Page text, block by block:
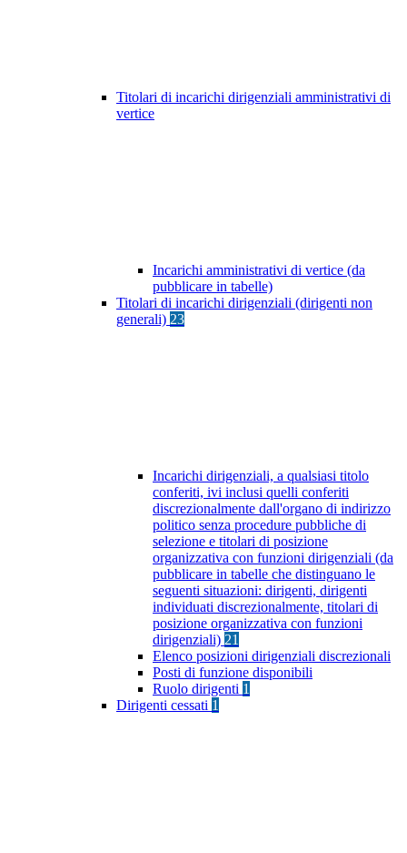
Titolari di incarichi dirigenziali amministrativi di
vertice
Incarichi amministrativi di vertice (da
pubblicare in tabelle)
Titolari di incarichi dirigenziali (dirigenti non
generali) 23
Incarichi dirigenziali, a qualsiasi titolo
conferiti, ivi inclusi quelli conferiti
discrezionalmente dall'organo di indirizzo
politico senza procedure pubbliche di
selezione e titolari di posizione
organizzativa con funzioni dirigenziali (da
pubblicare in tabelle che distinguano le
seguenti situazioni: dirigenti, dirigenti
individuati discrezionalmente, titolari di
posizione organizzativa con funzioni
dirigenziali) 21
Elenco posizioni dirigenziali discrezionali
Posti di funzione disponibili
Ruolo dirigenti 1
Dirigenti cessati 1